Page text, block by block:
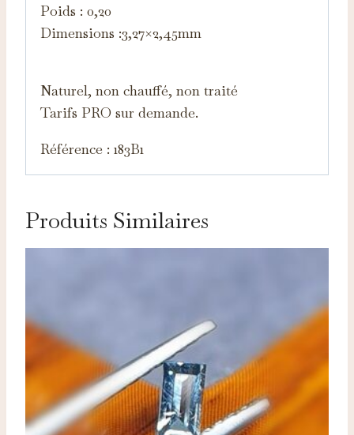
Poids : 0,20
Dimensions :3,27×2,45mm
Naturel, non chauffé, non traité
Tarifs PRO sur demande.
Référence : 183B1
Produits Similaires